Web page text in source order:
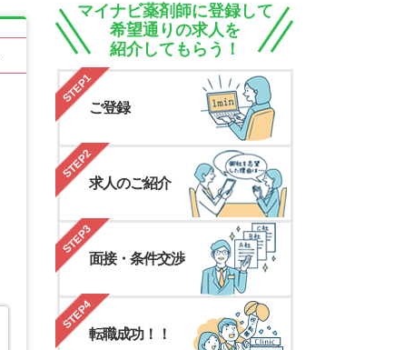
マイナビ薬剤師に登録して
希望通りの求人を
紹介してもらう！
STEP1
ご登録
STEP2
求人のご紹介
STEP3
面接・条件交渉
STEP4
転職成功！！